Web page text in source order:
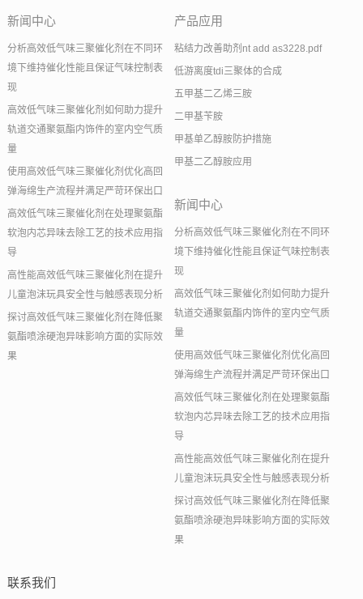
新闻中心
分析高效低气味三聚催化剂在不同环
境下维持催化性能且保证气味控制表
现
高效低气味三聚催化剂如何助力提升
轨道交通聚氨酯内饰件的室内空气质
量
使用高效低气味三聚催化剂优化高回
弹海绵生产流程并满足严苛环保出口
高效低气味三聚催化剂在处理聚氨酯
软泡内芯异味去除工艺的技术应用指
导
高性能高效低气味三聚催化剂在提升
儿童泡沫玩具安全性与触感表现分析
探讨高效低气味三聚催化剂在降低聚
氨酯喷涂硬泡异味影响方面的实际效
果
产品应用
粘结力改善助剂nt add as3228.pdf
低游离度tdi三聚体的合成
五甲基二乙烯三胺
二甲基苄胺
甲基单乙醇胺防护措施
甲基二乙醇胺应用
新闻中心
分析高效低气味三聚催化剂在不同环
境下维持催化性能且保证气味控制表
现
高效低气味三聚催化剂如何助力提升
轨道交通聚氨酯内饰件的室内空气质
量
使用高效低气味三聚催化剂优化高回
弹海绵生产流程并满足严苛环保出口
高效低气味三聚催化剂在处理聚氨酯
软泡内芯异味去除工艺的技术应用指
导
高性能高效低气味三聚催化剂在提升
儿童泡沫玩具安全性与触感表现分析
探讨高效低气味三聚催化剂在降低聚
氨酯喷涂硬泡异味影响方面的实际效
果
联系我们